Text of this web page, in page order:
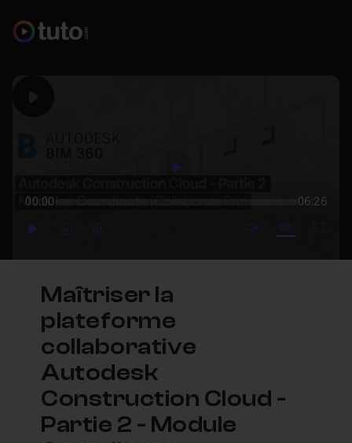
Play
00:00 06:26
PlayForwardForward mute video
Subtitles
Maîtriser la
plateforme
collaborative
Autodesk
Construction Cloud -
Partie 2 - Module